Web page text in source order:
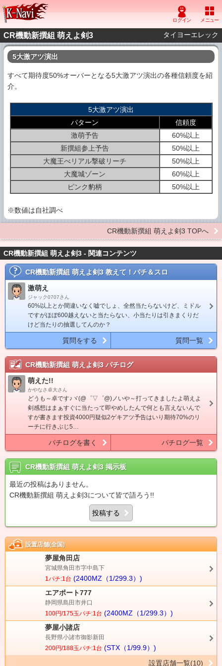
CR機動新撰組 萌えよ剣3 タイヨーエレック
5大激アツ演出
すべて期待度50%オーバーとなる5大激アツ演出の各種信頼度を紹
介。
5大激アツ演出
パターン
信頼度
激萌予告
60%以上
新撰組参上予告
50%以上
大魔王べリアル撃破リーチ
50%以上
大魔城ゾーン
60%以上
ピンク豹柄
50%以上
※数値は自社調べ
CR機動新撰組 萌えよ剣3 TOPへ
CR機動新撰組 萌えよ剣3 - 関連コンテンツ
CR機動新撰組 萌えよ剣3 教えて！パチ＆スロ
激萌え
ジャック0707さん
60%以上とか間違いなく嘘でしょ、全然当たらないけど、ミドル
ですがほぼ600越えないと当たらない、小当たりは引きまくりだ
けど当たりの抽選してんのか？
質問をする 質問一覧
CR機動新撰組 萌えよ剣3 パチログ
萌えた!!
かやなさ卓大さん
どうも～卓です♪ヾ(@゜▽゜@)ノいや～打ってきましたよ萌えよ
剣感想はまぁすぐに当たって即やめしたんで何とも言えないんで
すが書きます投資4000円疑似2ゲキアツ予告はいり期待70%のリ
ーチに行きぶじ5…
パチログを書く パチログ一覧
CR機動新撰組 萌えよ剣3 掲示板
最近の投稿はありません。
CR機動新撰組 萌えよ剣3について皆で語ろう!!
投稿する
設置店舗(全国)
夢屋角田店
宮城県角田市字中島下
1パチ:1台 (2400MZ（1/299.3）)
エアポート777
静岡県島田市井口
100円/175玉パチ:1台 (2400MZ（1/299.3）)
夢屋小諸店
長野県小諸市御影新田
200円/188玉パチ:1台 (STX（1/99.9）)
設置店舗一覧(10)